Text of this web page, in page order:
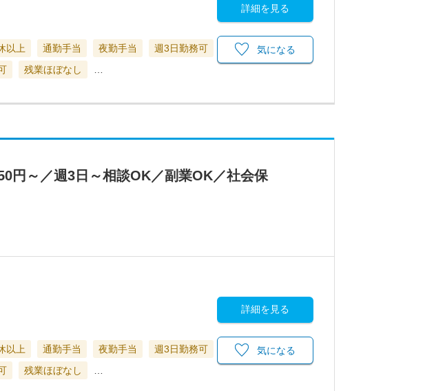
以上 通勤手当 夜勤手当
週3日勤務可
残業ほぼなし
詳細を見る
気になる
円～／週3日～相談OK／副業OK／社会保
以上 通勤手当 夜勤手当
週3日勤務可
残業ほぼなし
詳細を見る
気になる